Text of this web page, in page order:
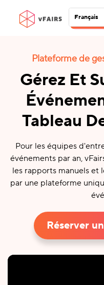
Français
Plateforme de
Gérez Et
Tableau
Pour les équipes
événements par an,
les rapports manuels et
par une plateforme
Réserver